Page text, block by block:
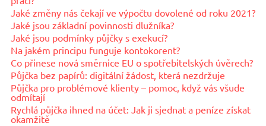
Jaké změny nás čekají ve výpočtu dovolené od roku 2021?
Jaké jsou základní povinnosti dlužníka?
Jaké jsou podmínky půjčky s exekucí?
Na jakém principu funguje kontokorent?
Co přinese nová směrnice EU o spotřebitelských úvěrech?
Půjčka bez papírů: digitální žádost, která nezdržuje
Půjčka pro problémové klienty – pomoc, když vás všude
odmítají
Rychlá půjčka ihned na účet: Jak ji sjednat a peníze získat
okamžitě